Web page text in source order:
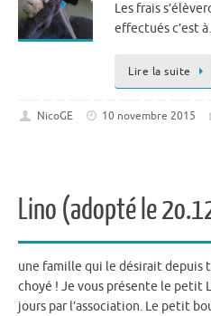
Les frais
effectués c’est
Lire la suite
NicoGE 10 novembre 2015
Lino (adopté le
une famille qui le désirait depuis
choyé ! Je vous présente le petit
jours par l’association. Le petit